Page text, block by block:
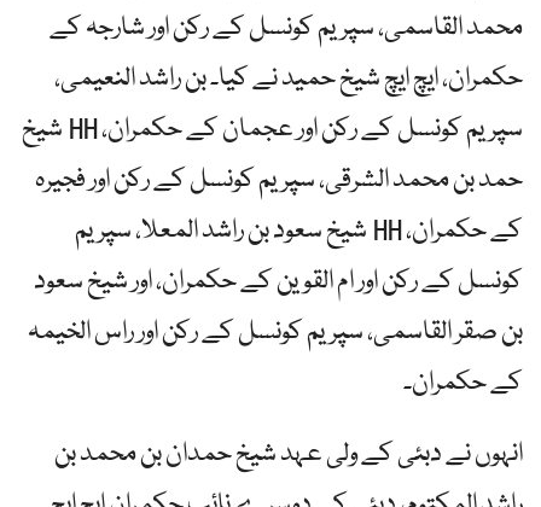
محمد القاسمی، سپریم کونسل کے رکن اور شارجہ کے
حکمران، ایچ ایچ شیخ حمید نے کیا۔ بن راشد النعیمی،
سپریم کونسل کے رکن اور عجمان کے حکمران، HH شیخ
حمد بن محمد الشرقی، سپریم کونسل کے رکن اور فجیرہ
کے حکمران، HH شیخ سعود بن راشد المعلا، سپریم
کونسل کے رکن اور ام القوین کے حکمران، اور شیخ سعود
بن صقر القاسمی، سپریم کونسل کے رکن اور راس الخیمہ
کے حکمران۔
انہوں نے دبئی کے ولی عہد شیخ حمدان بن محمد بن